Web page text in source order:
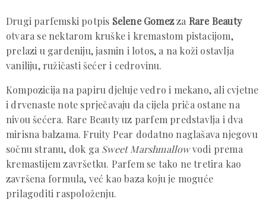
Drugi parfemski potpis Selene Gomezza Rare Beauty
otvara se nektarom kruške i kremastom pistacijom,
prelazi u gardeniju, jasmin i lotos, a na koži ostavlja
vaniliju, ružičasti šećer i cedrovinu.
Kompozicija na papiru djeluje vedro i mekano, ali cvjetne
i drvenaste note sprječavaju da cijela priča ostane na
nivou šećera. Rare Beauty uz parfem predstavlja i dva
mirisna balzama. Fruity Pear dodatno naglašava njegovu
sočnu stranu, dok ga Sweet Marshmallowvodi prema
kremastijem završetku. Parfem se tako ne tretira kao
završena formula, već kao baza koju je moguće
prilagoditi raspoloženju.